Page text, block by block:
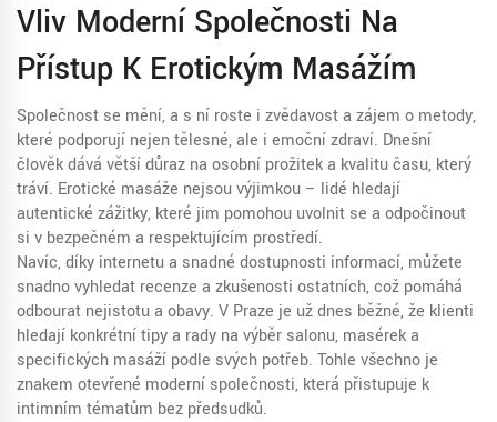
Vliv Moderní Společnosti Na
Přístup K Erotickým Masážím
Společnost se mění, a s ní roste i zvědavost a zájem o metody,
které podporují nejen tělesné, ale i emoční zdraví. Dnešní
člověk dává větší důraz na osobní prožitek a kvalitu času, který
tráví. Erotické masáže nejsou výjimkou – lidé hledají
autentické zážitky, které jim pomohou uvolnit se a odpočinout
si v bezpečném a respektujícím prostředí.
Navíc, díky internetu a snadné dostupnosti informací, můžete
snadno vyhledat recenze a zkušenosti ostatních, což pomáhá
odbourat nejistotu a obavy. V Praze je už dnes běžné, že klienti
hledají konkrétní tipy a rady na výběr salonu, masérek a
specifických masáží podle svých potřeb. Tohle všechno je
znakem otevřené moderní společnosti, která přistupuje k
intimním tématům bez předsudků.